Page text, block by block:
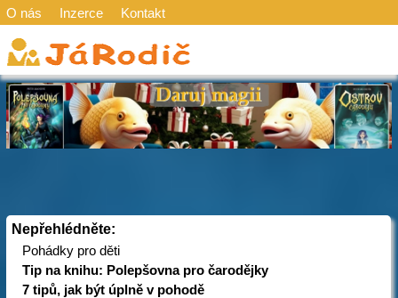
O nás Inzerce Kontakt
Nepřehlédněte:
Pohádky pro děti
Tip na knihu: Polepšovna pro čarodějky
7 tipů, jak být úplně v pohodě